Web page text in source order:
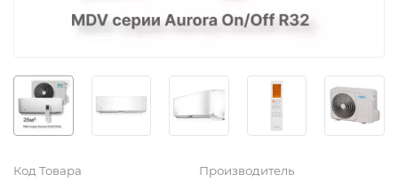
Код Товара Производитель